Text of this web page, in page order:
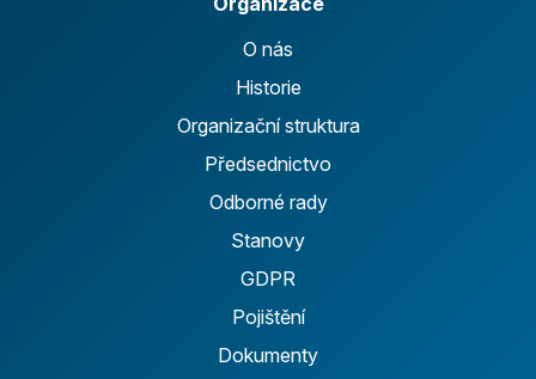
O nás
Historie
Organizační struktura
Předsednictvo
Odborné rady
Stanovy
GDPR
Pojištění
Dokumenty